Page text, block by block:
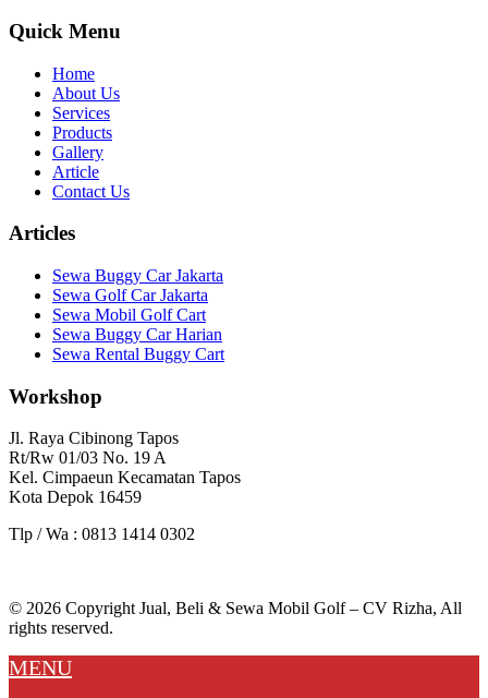
Quick Menu
Home
About Us
Services
Products
Gallery
Article
Contact Us
Articles
Sewa Buggy Car Jakarta
Sewa Golf Car Jakarta
Sewa Mobil Golf Cart
Sewa Buggy Car Harian
Sewa Rental Buggy Cart
Workshop
Jl. Raya Cibinong Tapos
Rt/Rw 01/03 No. 19 A
Kel. Cimpaeun Kecamatan Tapos
Kota Depok 16459
Tlp / Wa : 0813 1414 0302
© 2026 Copyright Jual, Beli & Sewa Mobil Golf – CV Rizha, All
rights reserved.
MENU